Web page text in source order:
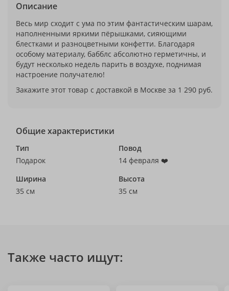
Описание
Весь мир сходит с ума по этим фантастическим шарам,
наполненными яркими пёрышками, сияющими
блестками и разноцветными конфетти. Благодаря
особому материалу, бабблс абсолютно герметичны, и
будут несколько недель парить в воздухе, поднимая
настроение получателю!
Закажите этот товар с доставкой в Москве за 1 290 руб.
Общие характеристики
Тип
Подарок
Повод
14 февраля ❤️
Ширина
35 см
Высота
35 см
Также часто ищут: